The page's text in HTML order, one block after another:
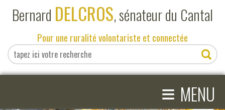
Bernard DELCROS, sénateur du Cantal
Pour une ruralité volontariste et connectée
≡ MENU
EN DIRECT DU SÉNAT
EN DIRECT DU CANTAL